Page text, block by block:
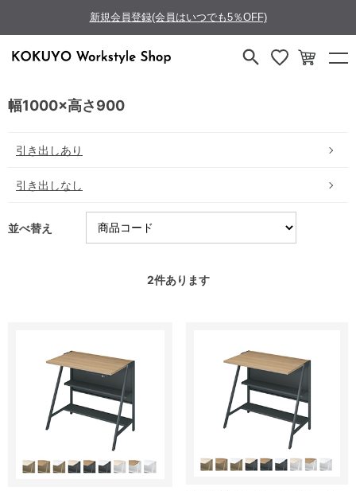
新規会員登録(会員はいつでも5％OFF)
幅1000×高さ900
引き出しあり
引き出しなし
並べ替え
2件あります